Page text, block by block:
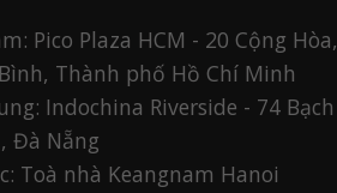
Pico Plaza HCM - 20 Cộng Hòa,
Thành phố Hồ Chí Minh
Indochina Riverside - 74 Bạch
Đà Nẵng
Toà nhà Keangnam Hanoi